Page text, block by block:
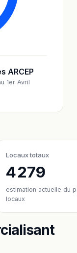
ARCEP
1er Avril
Locaux totaux
4 279
estimation actuelle du
locaux